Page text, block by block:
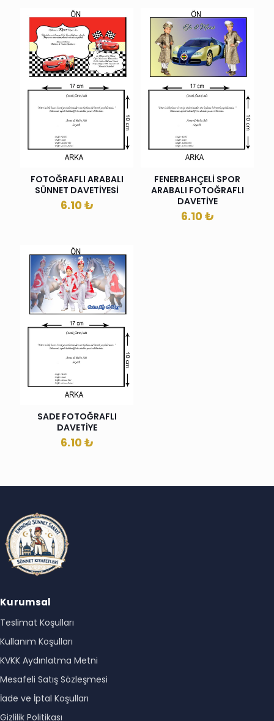
FOTOĞRAFLI ARABALI
SÜNNET DAVETİYESİ
6.10₺
FENERBAHÇELİ SPOR
ARABALI FOTOĞRAFLI
DAVETİYE
6.10₺
SADE FOTOĞRAFLI
DAVETİYE
6.10₺
Kurumsal
Teslimat Koşulları
Kullanım Koşulları
KVKK Aydınlatma Metni
Mesafeli Satış Sözleşmesi
İade ve İptal Koşulları
Gizlilik Politikası